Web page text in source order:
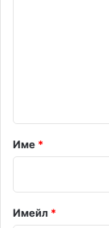
р
:
*
Име *
Имейл *